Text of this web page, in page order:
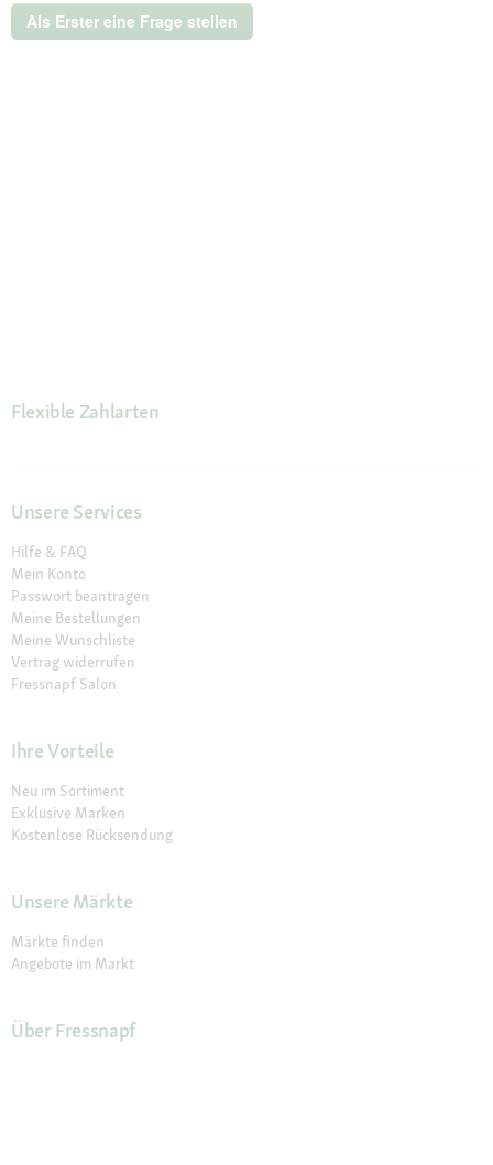
ein
modales
Als Erster eine Frage stellen
Flexible Zahlarten
Unsere Services
Hilfe & FAQ
Mein Konto
Passwort beantragen
Meine Bestellungen
Meine Wunschliste
Vertrag widerrufen
Fressnapf Salon
Ihre Vorteile
Neu im Sortiment
Exklusive Marken
Kostenlose Rücksendung
Unsere Märkte
Märkte finden
Angebote im Markt
Über Fressnapf